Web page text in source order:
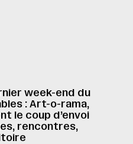
week-end du
: Art-o-rama,
le coup d’envoi
rencontres,